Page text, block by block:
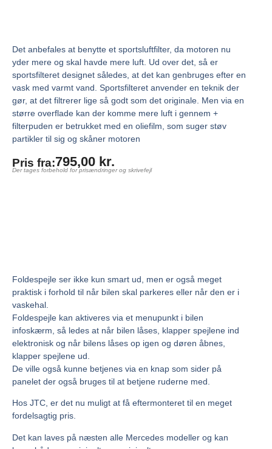
Det anbefales at benytte et sportsluftfilter, da motoren nu
yder mere og skal havde mere luft. Ud over det, så er
sportsfilteret designet således, at det kan genbruges efter en
vask med varmt vand. Sportsfilteret anvender en teknik der
gør, at det filtrerer lige så godt som det originale. Men via en
større overflade kan der komme mere luft i gennem +
filterpuden er betrukket med en oliefilm, som suger støv
partikler til sig og skåner motoren
Pris fra:795,00 kr.
Der tages forbehold for prisændringer og skrivefejl
Foldespejle ser ikke kun smart ud, men er også meget
praktisk i forhold til når bilen skal parkeres eller når den er i
vaskehal.
Foldespejle kan aktiveres via et menupunkt i bilen
infoskærm, så ledes at når bilen låses, klapper spejlene ind
elektronisk og når bilens låses op igen og døren åbnes,
klapper spejlene ud.
De ville også kunne betjenes via en knap som sider på
panelet der også bruges til at betjene ruderne med.
Hos JTC, er det nu muligt at få eftermonteret til en meget
fordelsagtig pris.
Det kan laves på næsten alle Mercedes modeller og kan